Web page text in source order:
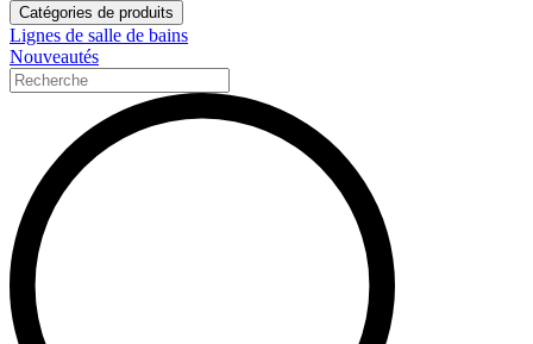
Catégories de produits
Lignes de salle de bains
Nouveautés